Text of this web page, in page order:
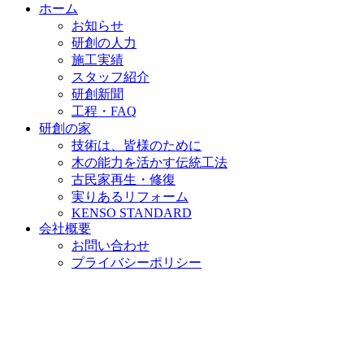
ホーム
お知らせ
研創の人力
施工実績
スタッフ紹介
研創新聞
工程・FAQ
研創の家
技術は、皆様のために
木の能力を活かす伝統工法
古民家再生・修復
実りあるリフォーム
KENSO STANDARD
会社概要
お問い合わせ
プライバシーポリシー